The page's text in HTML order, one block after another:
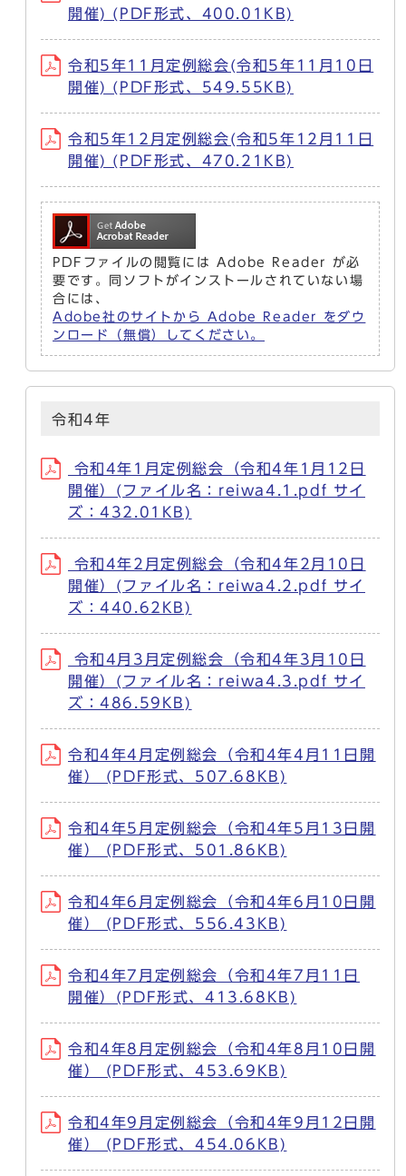
開催) (PDF形式、400.01KB)
令和5年11月定例総会(令和5年11月10日
開催) (PDF形式、549.55KB)
令和5年12月定例総会(令和5年12月11日
開催) (PDF形式、470.21KB)
PDFファイルの閲覧には Adobe Reader が必
要です。同ソフトがインストールされていない場
合には、
Adobe社のサイトから Adobe Reader をダウ
ンロード（無償）してください。
令和4年
令和4年1月定例総会（令和4年1月12日
開催）(ファイル名：reiwa4.1.pdf サイ
ズ：432.01KB)
令和4年2月定例総会（令和4年2月10日
開催）(ファイル名：reiwa4.2.pdf サイ
ズ：440.62KB)
令和4月3月定例総会（令和4年3月10日
開催）(ファイル名：reiwa4.3.pdf サイ
ズ：486.59KB)
令和4年4月定例総会（令和4年4月11日開
催） (PDF形式、507.68KB)
令和4年5月定例総会（令和4年5月13日開
催） (PDF形式、501.86KB)
令和4年6月定例総会（令和4年6月10日開
催） (PDF形式、556.43KB)
令和4年7月定例総会（令和4年7月11日
開催）(PDF形式、413.68KB)
令和4年8月定例総会（令和4年8月10日開
催） (PDF形式、453.69KB)
令和4年9月定例総会（令和4年9月12日開
催） (PDF形式、454.06KB)